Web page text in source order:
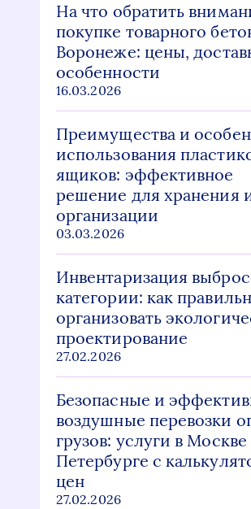
На что обратить
покупке товарного
Воронеже: цены,
особенности
16.03.2026
Преимущества и
использования
ящиков: эффективное
решение для хранения
организации
03.03.2026
Инвентаризация
категории: как
организовать
проектирование
27.02.2026
Безопасные и
воздушные перевозки
грузов: услуги в Москве
Петербурге с
цен
27.02.2026